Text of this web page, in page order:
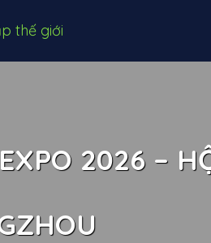
2026 –